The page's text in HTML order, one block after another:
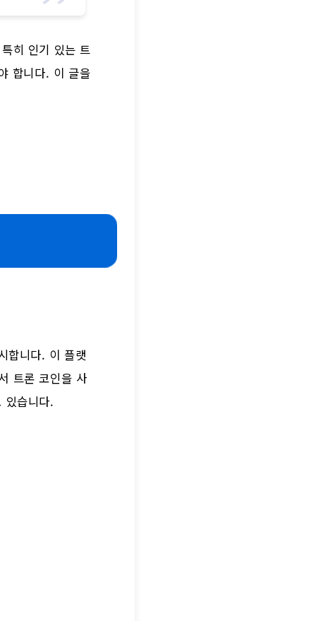
히 인기 있는 트
합니다. 이 글을
합니다. 이 플랫
트론 코인을 사
있습니다.